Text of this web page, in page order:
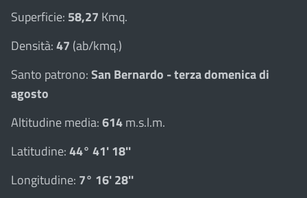
Superficie: 58,27 Kmq.
Densità:47 (ab/kmq.)
Santo patrono:San Bernardo - terza domenica di
agosto
Altitudine media:614m.s.l.m.
Latitudine:44° 41' 18''
Longitudine: 7° 16' 28''